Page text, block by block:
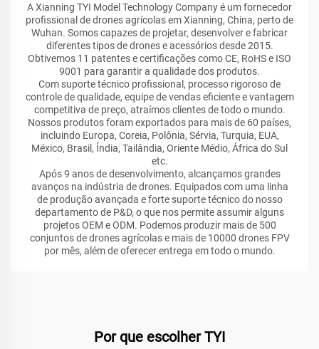
A Xianning TYI Model Technology Company é um fornecedor
profissional de drones agrícolas em Xianning, China, perto de
Wuhan. Somos capazes de projetar, desenvolver e fabricar
diferentes tipos de drones e acessórios desde 2015.
Obtivemos 11 patentes e certificações como CE, RoHS e ISO
9001 para garantir a qualidade dos produtos.
Com suporte técnico profissional, processo rigoroso de
controle de qualidade, equipe de vendas eficiente e vantagem
competitiva de preço, atraímos clientes de todo o mundo.
Nossos produtos foram exportados para mais de 60 países,
incluindo Europa, Coreia, Polônia, Sérvia, Turquia, EUA,
México, Brasil, Índia, Tailândia, Oriente Médio, África do Sul
etc.
Após 9 anos de desenvolvimento, alcançamos grandes
avanços na indústria de drones. Equipados com uma linha
de produção avançada e forte suporte técnico do nosso
departamento de P&D, o que nos permite assumir alguns
projetos OEM e ODM. Podemos produzir mais de 500
conjuntos de drones agrícolas e mais de 10000 drones FPV
por mês, além de oferecer entrega em todo o mundo.
Por que escolher TYI